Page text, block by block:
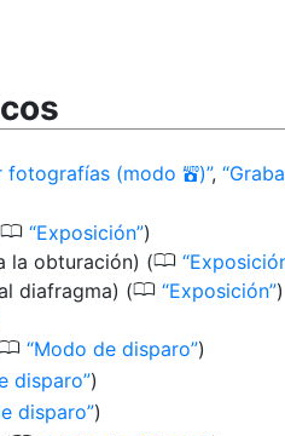
fotografías (modo b) ,
0 Exposición )
la obturación) (0
diafragma) (0 Exposición )
Modo de disparo )
disparo )
disparo )